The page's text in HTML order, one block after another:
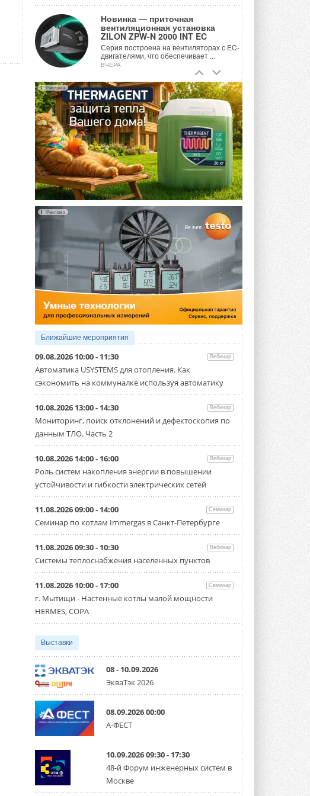
Новинка — приточная
вентиляционная установка
ZILON ZPW-N 2000 INT EC
Серия построена на вентиляторах с EC-
двигателями, что обеспечивает ...
ВЧЕРА
Учёные ЮУрГУ создали
каскадную установку,
объединяющую солнечную и
геотермальную энергию
Природосберегающие технологии ...
ВЧЕРА
Для Арктики создали
технологию защиты
ветрогенераторов от аварий
Разработка учитывает влияние
мерзлоты, обледенения и снеговых ...
ВЧЕРА
Гибридный тепловой насос PV/T
с одним общим испарителем
Исследователи предложили
конструкцию двухисточникового ...
5 АВГУСТА 2026
21-й ежегодный форум
«ЦОД-2026»
Мероприятие пройдет 2-3 сентября в
отеле Radisson Slavyanskaya. Форум
посетит более двух тысяч участников ...
5 АВГУСТА 2026
Китайская Shenling представила
линейку тепловых насосов
«воздух-вода» на R290
Серия ThermaX R290 All-In-One
включает три модели ...
Тепловые насосы в связке с
солнечной генерацией и
накопителем снижают
потребление на 60%
Исследователи из Италии установили ...
4 АВГУСТА 2026
«РУСКЛИМАТ Fest 2026» в Уфе
собрал свыше 700 профи
климатической отрасли
Организатором выступил торгово-
производственный холдинг ...
ЦОД с плотностью 54 кВт на
стойку
3 АВГУСТА 2026
систему DVM на R32
Линейка включает семь типоразмеров
производительностью от 22,4 до 56 кВт.
Суммарная длина трубопроводов ...
3 АВГУСТА 2026
«СиСофт Девелопмент» подвел
итоги конкурса студенческих
стартует уже в сентябре 2026 года ...
3 АВГУСТА 2026
«Русклимат» укрепляет
Реклама
Реклама
Ближайшие мероприятия
09.08.2026 10:00 - 11:30 Вебинар
Автоматика USYSTEMS для отопления. Как
сэкономить на коммуналке используя автоматику
10.08.2026 13:00 - 14:30 Вебинар
Мониторинг, поиск отклонений и дефектоскопия по
данным ТЛО. Часть 2
10.08.2026 14:00 - 16:00 Вебинар
Роль систем накопления энергии в повышении
устойчивости и гибкости электрических сетей
11.08.2026 09:00 - 14:00 Семинар
Семинар по котлам Immergas в Санкт-Петербурге
11.08.2026 09:30 - 10:30 Вебинар
Системы теплоснабжения населенных пунктов
11.08.2026 10:00 - 17:00 Семинар
г. Мытищи - Настенные котлы малой мощности
HERMES, COPA
Выставки
08 - 10.09.2026
ЭкваТэк 2026
08.09.2026 00:00
А-ФЕСТ
10.09.2026 09:30 - 17:30
48-й Форум инженерных систем в
Москве